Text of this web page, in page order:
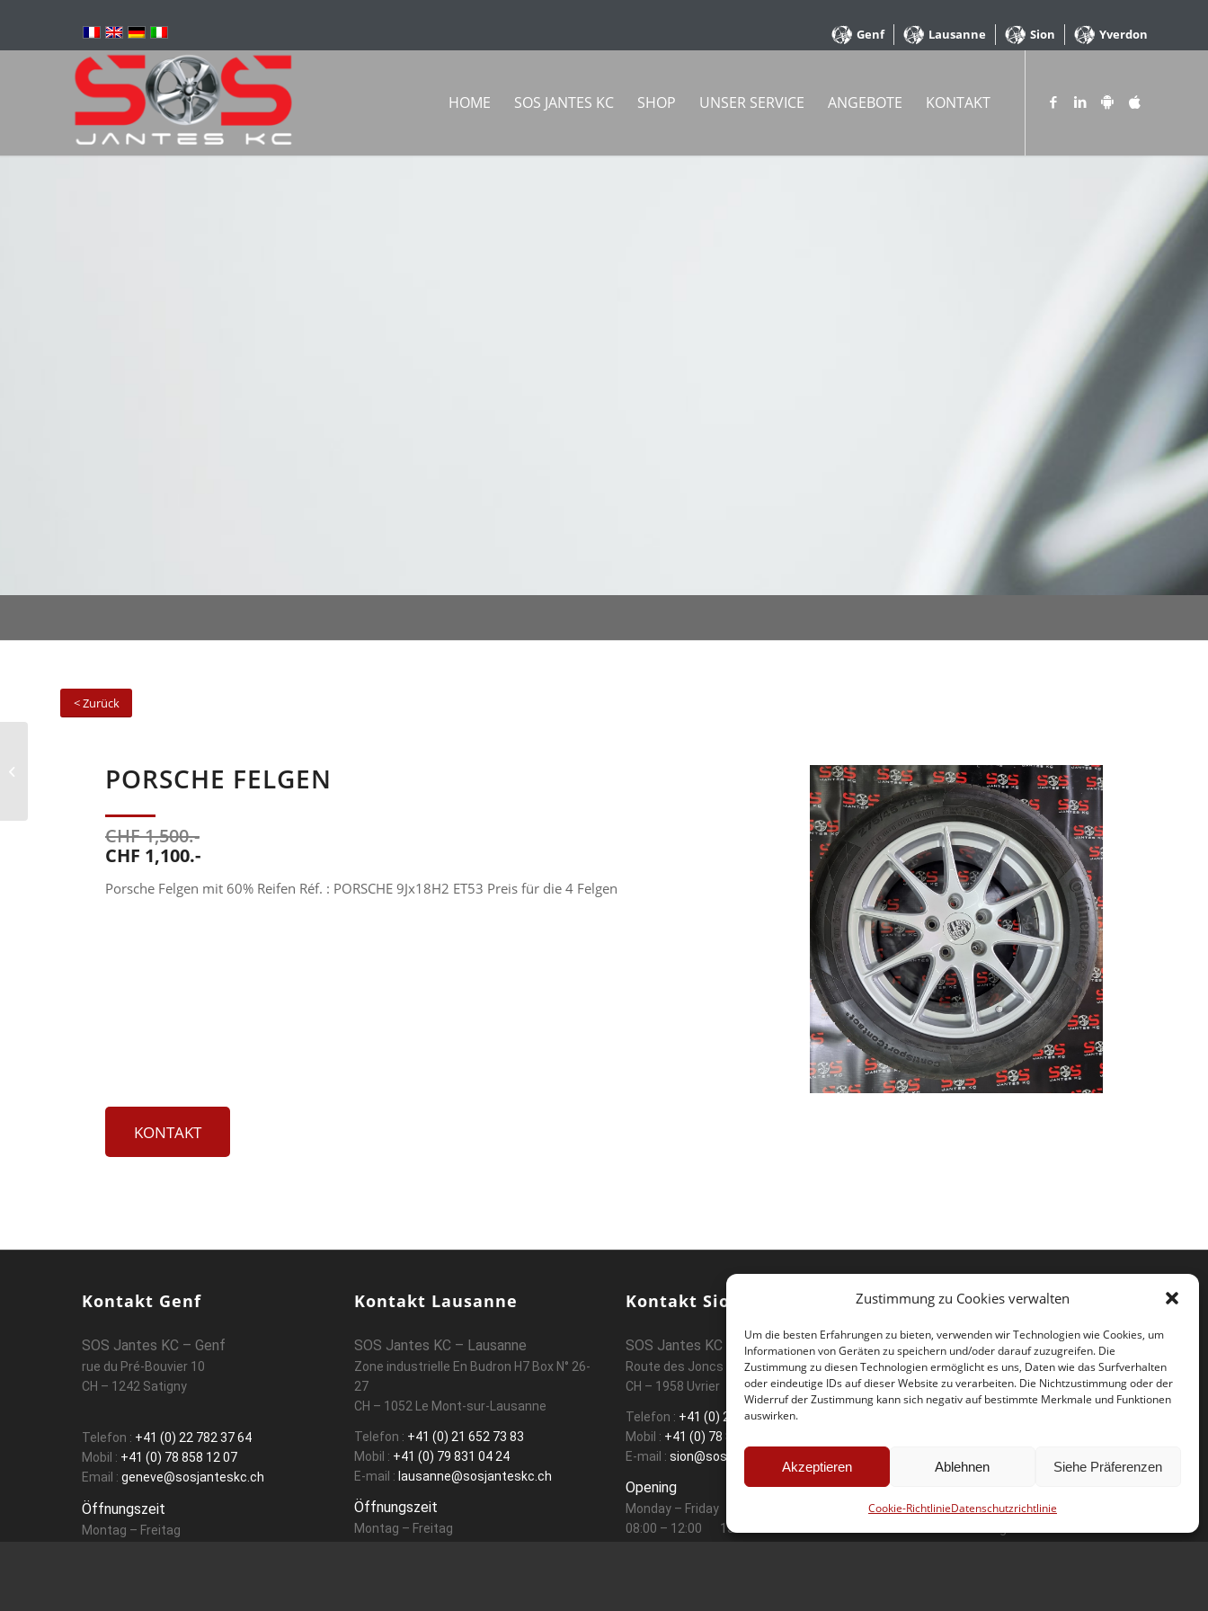
Zustimmung zu Cookies verwalten
Um die besten Erfahrungen zu bieten, verwenden wir Technologien wie Cookies, um
Informationen von Geräten zu speichern und/oder darauf zuzugreifen. Die
Zustimmung zu diesen Technologien ermöglicht es uns, Daten wie das Surfverhalten
oder eindeutige IDs auf dieser Website zu verarbeiten. Die Nichtzustimmung oder der
Widerruf der Zustimmung kann sich negativ auf bestimmte Merkmale und Funktionen
auswirken.
Akzeptieren Ablehnen Siehe Präferenzen
Cookie-RichtlinieDatenschutzrichtlinie
Genf Lausanne Sion Yverdon
HOME SOS JANTES KC SHOP UNSER SERVICE ANGEBOTE KONTAKT
< Zurück
PORSCHE FELGEN
CHF 1,500.-
CHF 1,100.-
Porsche Felgen mit 60% Reifen Réf. : PORSCHE 9Jx18H2 ET53 Preis für die 4 Felgen
KONTAKT
Kontakt Genf
SOS Jantes KC – Genf
rue du Pré-Bouvier 10
CH – 1242 Satigny
Telefon : +41 (0) 22 782 37 64
Mobil : +41 (0) 78 858 12 07
Email :geneve@sosjanteskc.ch
Öffnungszeit
Montag – Freitag
Kontakt Lausanne
SOS Jantes KC – Lausanne
Zone industrielle En Budron H7 Box N° 26-
27
CH – 1052 Le Mont-sur-Lausanne
Telefon : +41 (0) 21 652 73 83
Mobil : +41 (0) 79 831 04 24
E-mail : lausanne@sosjanteskc.ch
Öffnungszeit
Montag – Freitag
Kontakt Sion
SOS Jantes KC – Sion
Route des Joncs 107 Box N° 54
CH – 1958 Uvrier
Telefon : +41 (0) 27 764 30 49
Mobil : +41 (0) 78 858 12 07
E-mail : sion@sosjanteskc.ch
Opening
Monday – Friday
08:00 – 12:00
13:00 – 17:30
Kontakt Yverdon-les-Bains
SOS Jantes KC – Yverdon-les-Bains
Rue des Prés-du-Lac 69
CH – 1400 Yverdon-les-Bains
Montag – Freitag